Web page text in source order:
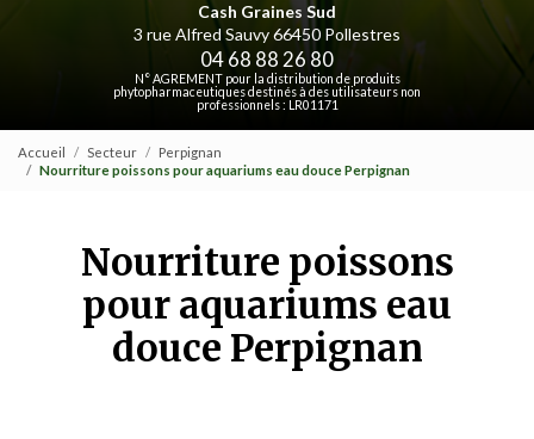
Cash Graines Sud
3 rue Alfred Sauvy66450 Pollestres
04 68 88 26 80
N° AGREMENT pour la distribution de produits
phytopharmaceutiques destinés à des utilisateurs non
professionnels : LR01171
Accueil Secteur
Perpignan
Nourriture poissons pour aquariums eau douce Perpignan
Nourriture poissons
pour aquariums eau
douce Perpignan